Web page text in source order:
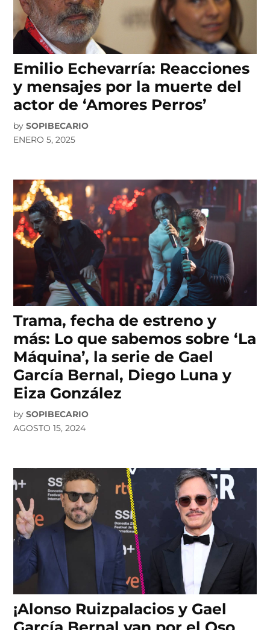
Emilio Echevarría: Reacciones
y mensajes por la muerte del
actor de ‘Amores Perros’
by SOPIBECARIO
ENERO 5, 2025
Trama, fecha de estreno y
más: Lo que sabemos sobre ‘La
Máquina’, la serie de Gael
García Bernal, Diego Luna y
Eiza González
by SOPIBECARIO
AGOSTO 15, 2024
¡Alonso Ruizpalacios y Gael